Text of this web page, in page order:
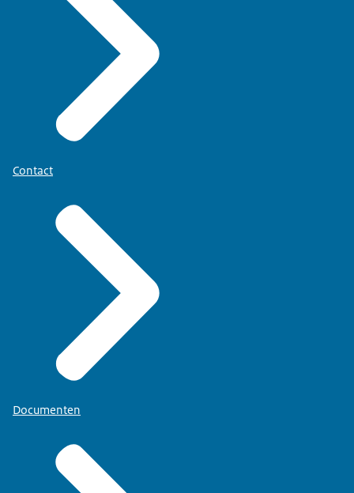
Contact
Documenten